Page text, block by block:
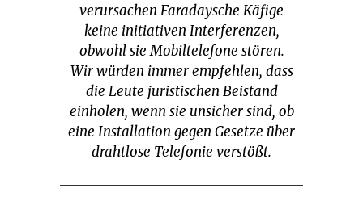
verursachen Faradaysche Käfige
keine initiativen Interferenzen,
obwohl sie Mobiltelefone stören.
Wir würden immer empfehlen, dass
die Leute juristischen Beistand
einholen, wenn sie unsicher sind, ob
eine Installation gegen Gesetze über
drahtlose Telefonie verstößt.